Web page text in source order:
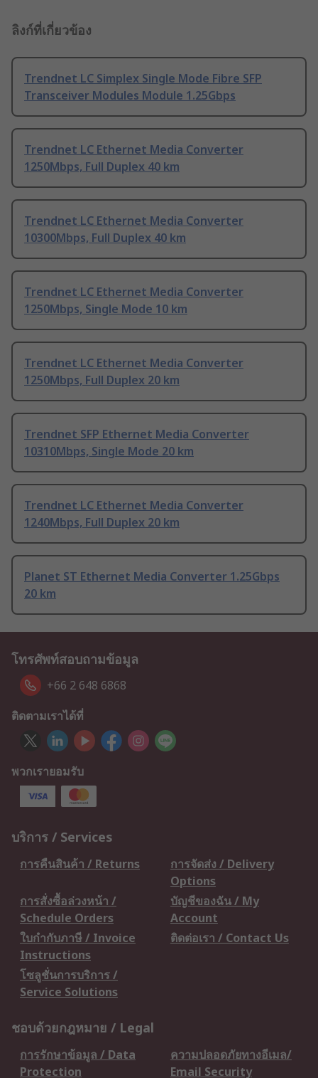
ลิงก์ที่เกี่ยวข้อง
Trendnet LC Simplex Single Mode Fibre SFP
Transceiver Modules Module 1.25Gbps
Trendnet LC Ethernet Media Converter
1250Mbps, Full Duplex 40 km
Trendnet LC Ethernet Media Converter
10300Mbps, Full Duplex 40 km
Trendnet LC Ethernet Media Converter
1250Mbps, Single Mode 10 km
Trendnet LC Ethernet Media Converter
1250Mbps, Full Duplex 20 km
Trendnet SFP Ethernet Media Converter
10310Mbps, Single Mode 20 km
Trendnet LC Ethernet Media Converter
1240Mbps, Full Duplex 20 km
Planet ST Ethernet Media Converter 1.25Gbps
20 km
โทรศัพท์สอบถามข้อมูล
+66 2 648 6868
ติดตามเราได้ที่
พวกเรายอมรับ
บริการ / Services
การคืนสินค้า / Returns
การจัดส่ง / Delivery
Options
การสั่งซื้อล่วงหน้า /
Schedule Orders
บัญชีของฉัน / My
Account
ใบกำกับภาษี / Invoice
Instructions
ติดต่อเรา / Contact Us
โซลูชั่นการบริการ /
Service Solutions
ชอบด้วยกฎหมาย / Legal
การรักษาข้อมูล / Data
Protection
ความปลอดภัยทางอีเมล/
Email Security